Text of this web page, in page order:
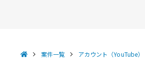
案件一覧 アカウント（YouTube）